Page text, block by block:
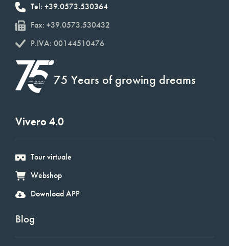
Tel: +39.0573.530364
Fax: +39.0573.530432
P.IVA: 00144510476
75 Years of growing dreams
Vivero 4.0
Tour virtuale
Webshop
Download APP
Blog